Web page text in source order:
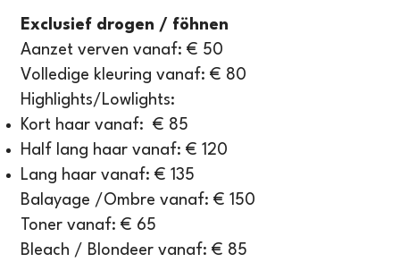
Exclusief drogen / föhnen
Aanzet verven vanaf: € 50
Volledige kleuring vanaf: € 80
Highlights/Lowlights:
Kort haar vanaf: € 85
Half lang haar vanaf: € 120
Lang haar vanaf: € 135
Balayage /Ombre vanaf: € 150
Toner vanaf: € 65
Bleach / Blondeer vanaf: € 85